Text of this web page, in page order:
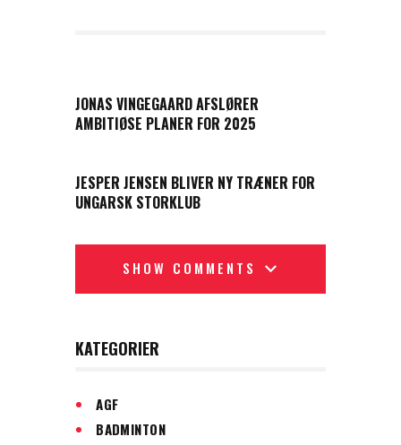
JONAS VINGEGAARD AFSLØRER
AMBITIØSE PLANER FOR 2025
JESPER JENSEN BLIVER NY TRÆNER FOR
UNGARSK STORKLUB
SHOW COMMENTS
KATEGORIER
AGF
BADMINTON